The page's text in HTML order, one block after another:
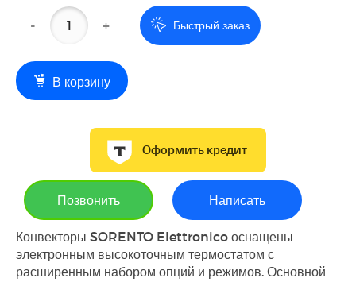
- + Быстрый заказ
В корзину
Оформить кредит
Позвонить Написать
Конвекторы SORENTO Elettronico оснащены
электронным высокоточным термостатом с
расширенным набором опций и режимов. Основной